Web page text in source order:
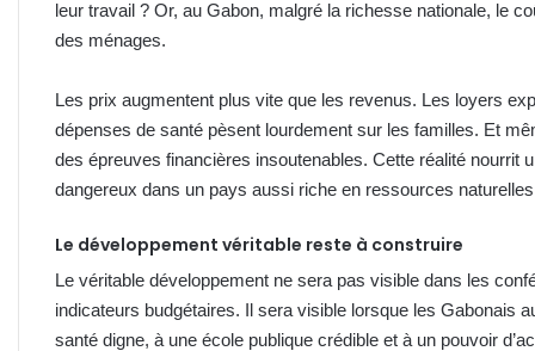
leur travail ? Or, au Gabon, malgré la richesse nationale, le
des ménages.
Les prix augmentent plus vite que les revenus. Les loyers
dépenses de santé pèsent lourdement sur les familles. Et
des épreuves financières insoutenables. Cette réalité nourrit
dangereux dans un pays aussi riche en ressources
Le développement véritable reste à construire
Le véritable développement ne sera pas visible dans les
indicateurs budgétaires. Il sera visible lorsque les Gabonais
santé digne, à une école publique crédible et à un pouvoir